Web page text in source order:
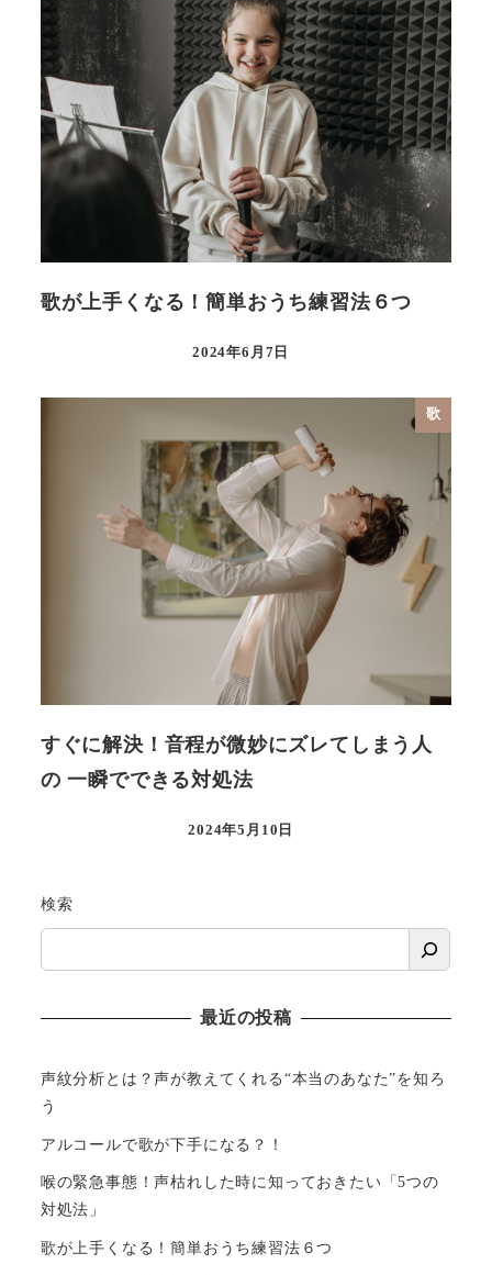
歌が上手くなる！簡単おうち練習法６つ
2024年6月7日
歌
すぐに解決！音程が微妙にズレてしまう人
の 一瞬でできる対処法
2024年5月10日
検索
最近の投稿
声紋分析とは？声が教えてくれる“本当のあなた”を知ろ
う
アルコールで歌が下手になる？！
喉の緊急事態！声枯れした時に知っておきたい「5つの
対処法」
歌が上手くなる！簡単おうち練習法６つ